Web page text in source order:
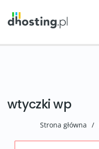
wtyczki wp
Strona główna /